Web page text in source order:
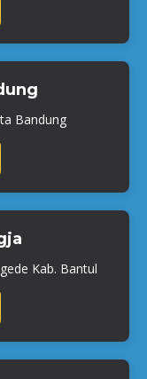
Bandung
Kab. Bantul